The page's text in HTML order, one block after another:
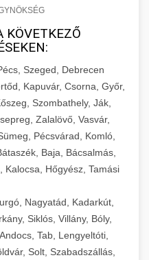
KÖVETKEZŐ
Szeged, Debrecen
Kapuvár, Csorna, Győr,
Szombathely, Ják,
Zalalövő, Vasvár,
Pécsvárad, Komló,
Baja, Bácsalmás,
Kalocsa, Hőgyész, Tamási
Nagyatád, Kadarkút,
Siklós, Villány, Bóly,
Tab, Lengyeltóti,
Solt, Szabadszállás,